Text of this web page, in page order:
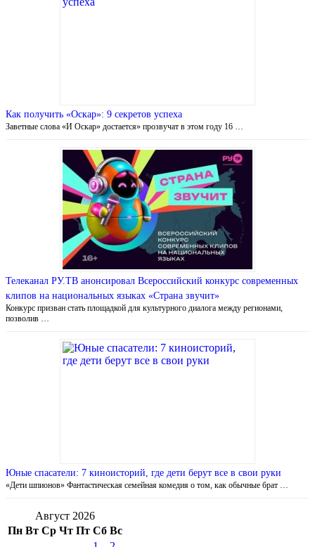
Как получить «Оскар»: 9 секретов успеха
Заветные слова «И Оскар» достается» прозвучат в этом году 16 …
Телеканал РУ.ТВ анонсировал Всероссийский конкурс современных
клипов на национальных языках «Страна звучит»
Конкурс призван стать площадкой для культурного диалога между регионами,
позволив …
Юные спасатели: 7 киноисторий, где дети берут все в свои руки
«Дети шпионов» Фантастическая семейная комедия о том, как обычные брат …
Август 2026
Пн Вт Ср Чт Пт Сб Вс